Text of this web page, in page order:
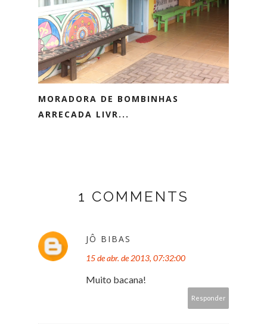
MORADORA DE BOMBINHAS
ARRECADA LIVR...
1 COMMENTS
JÔ BIBAS
15 de abr. de 2013, 07:32:00
Muito bacana!
Responder